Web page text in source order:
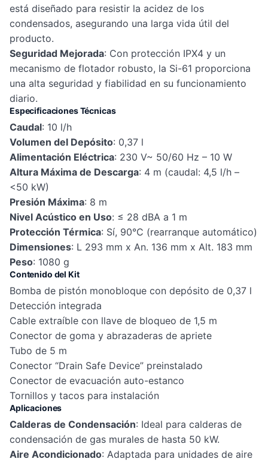
está diseñado para resistir la acidez de los
condensados, asegurando una larga vida útil del
producto.
Seguridad Mejorada: Con protección IPX4 y un
mecanismo de flotador robusto, la Si-61 proporciona
una alta seguridad y fiabilidad en su funcionamiento
diario.
Especificaciones Técnicas
Caudal: 10 l/h
Volumen del Depósito: 0,37 l
Alimentación Eléctrica: 230 V~ 50/60 Hz – 10 W
Altura Máxima de Descarga: 4 m (caudal: 4,5 l/h –
<50 kW)
Presión Máxima: 8 m
Nivel Acústico en Uso: ≤ 28 dBA a 1 m
Protección Térmica: Sí, 90°C (rearranque automático)
Dimensiones: L 293 mm x An. 136 mm x Alt. 183 mm
Peso: 1080 g
Contenido del Kit
Bomba de pistón monobloque con depósito de 0,37 l
Detección integrada
Cable extraíble con llave de bloqueo de 1,5 m
Conector de goma y abrazaderas de apriete
Tubo de 5 m
Conector “Drain Safe Device” preinstalado
Conector de evacuación auto-estanco
Tornillos y tacos para instalación
Aplicaciones
Calderas de Condensación: Ideal para calderas de
condensación de gas murales de hasta 50 kW.
Aire Acondicionado: Adaptada para unidades de aire